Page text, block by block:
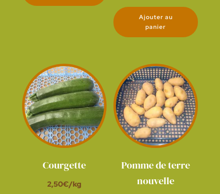
Ajouter au
panier
Courgette
2,50€/kg
Pomme de terre
nouvelle